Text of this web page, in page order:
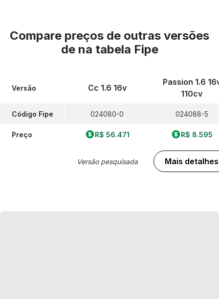
Compare preços de outras versões
de na tabela Fipe
Versão
Código Fipe
Preço
Cc 1.6 16v
024080-0
R$ 56.471
Versão pesquisada
Passion 1.6
110cv
024088-5
R$ 8.595
Mais detalhes